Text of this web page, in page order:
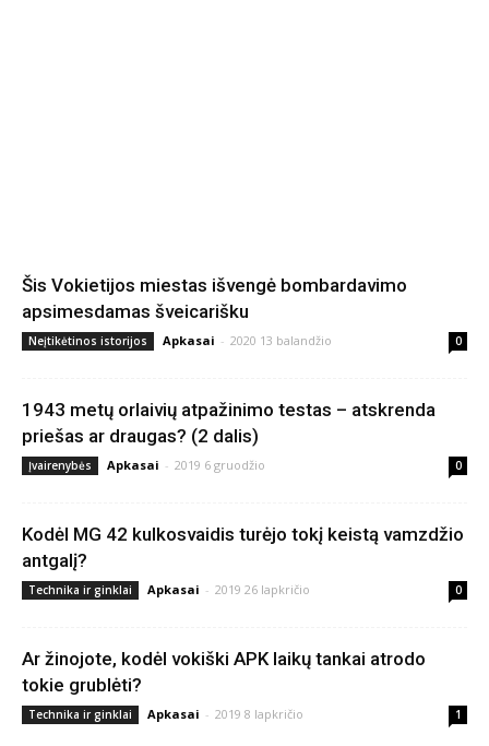
Šis Vokietijos miestas išvengė bombardavimo
apsimesdamas šveicarišku
Neįtikėtinos istorijos Apkasai - 2020 13 balandžio 0
1943 metų orlaivių atpažinimo testas – atskrenda
priešas ar draugas? (2 dalis)
Įvairenybės Apkasai - 2019 6 gruodžio 0
Kodėl MG 42 kulkosvaidis turėjo tokį keistą vamzdžio
antgalį?
Technika ir ginklai Apkasai - 2019 26 lapkričio 0
Ar žinojote, kodėl vokiški APK laikų tankai atrodo
tokie grublėti?
Technika ir ginklai Apkasai - 2019 8 lapkričio 1